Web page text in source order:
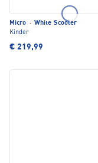
Micro · White Scooter
Kinder
€ 219,99